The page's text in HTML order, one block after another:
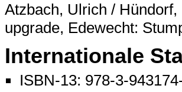
Atzbach, Ulrich /
upgrade, Edewecht:
Internationale
ISBN-13: 978-3-